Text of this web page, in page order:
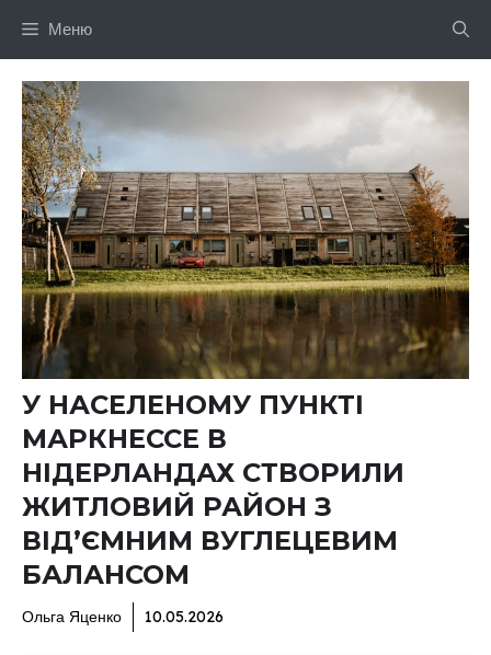
Меню
У НАСЕЛЕНОМУ ПУНКТІ
МАРКНЕССЕ В
НІДЕРЛАНДАХ СТВОРИЛИ
ЖИТЛОВИЙ РАЙОН З
ВІД’ЄМНИМ ВУГЛЕЦЕВИМ
БАЛАНСОМ
Ольга Яценко 10.05.2026